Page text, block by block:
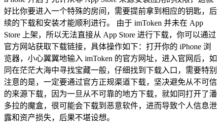
好比你要进入一个特殊的房间，需要提前拿到相应的钥匙，后
续的下载和安装才能顺利进行。 由于 imToken 并未在 App
Store 上架，所以无法直接从 App Store 进行下载，你可以通过
官方网站获取下载链接，具体操作如下：打开你的 iPhone 浏
览器，小心翼翼地输入 imToken 的官方网址，进入官网后，如
同在茫茫大海中寻找宝藏一般，仔细找到下载入口，需要特别
注意的是，一定要通过官方正规渠道下载，坚决避免从不可信
的来源下载，因为一旦从不可靠的地方下载，就如同打开了潘
多拉的魔盒，很可能会下载到恶意软件，进而导致个人信息泄
露和资产损失，后果不堪设想。